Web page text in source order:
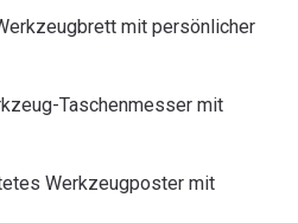
mit persönlicher
Taschenmesser mit
Werkzeugposter mit